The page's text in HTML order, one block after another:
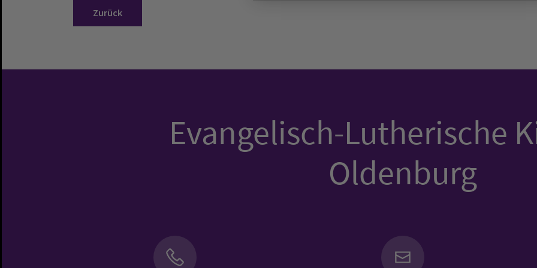
Zurück
Evangelisch-Lutherische
Oldenburg